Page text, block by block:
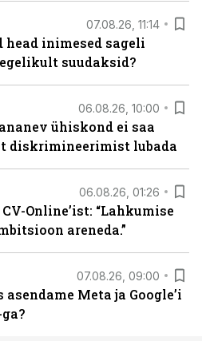
07.08.26, 11:14
inimesed sageli
suudaksid?
06.08.26, 10:00
ühiskond ei saa
diskrimineerimist lubada
06.08.26, 01:26
Online’ist: “Lahkumise
areneda.”
07.08.26, 09:00
Meta ja Google’i